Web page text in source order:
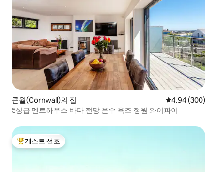
콘월(Cornwall)의 집 평점 4.94점(5
4.94 (300)
5성급 펜트하우스 바다 전망 온수 욕조 정원 와이파이
상위 게스트 선호
게스트 선호